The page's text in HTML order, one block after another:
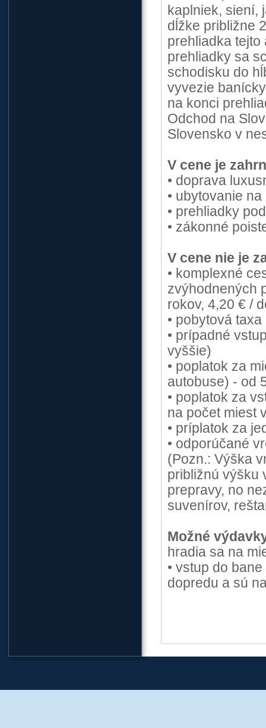
kaplniek, siení,
dĺžke približne
prehliadka
prehliadky sa
schodisku do
vyvezie
na konci
Odchod na
Slovensko v
V cene je
• doprava
• ubytovanie
• prehliadky
• zákonné
V cene nie je
• komplexné
zvýhodnených
rokov, 4,20 € /
• pobytová
• prípadné
vyššie)
• poplatok za
autobuse) - od
• poplatok za
na počet miest
• príplatok za
• odporúčané
(Pozn.: Výška
približnú výšku
prepravy, no
suvenírov,
Možné
hradia sa na
• vstup do
dopredu a sú